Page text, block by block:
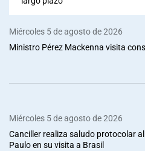
Miércoles 5 de agosto de 2026
Ministro Pérez Mackenna visita
Miércoles 5 de agosto de 2026
Canciller realiza saludo protocolar
Paulo en su visita a Brasil